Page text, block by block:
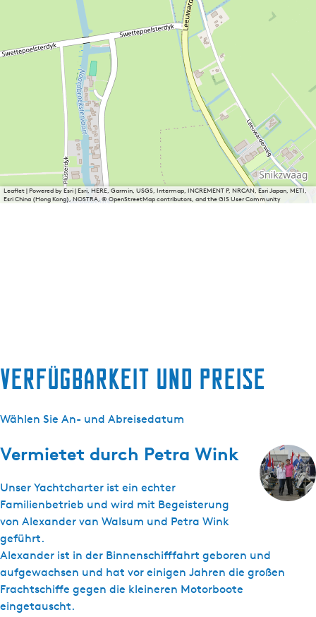
Leaflet|Powered by Esri | Esri, HERE, Garmin, USGS, Intermap, INCREMENT P, NRCAN, Esri Japan, METI,
Esri China (Hong Kong), NOSTRA, © OpenStreetMap contributors, and the GIS User Community
Verfügbarkeit und Preise
Wählen Sie An- und Abreisedatum
Vermietet durch Petra Wink
Unser Yachtcharter ist ein echter
Familienbetrieb und wird mit Begeisterung
von Alexander van Walsum und Petra Wink
geführt.
Alexander ist in der Binnenschifffahrt geboren und
aufgewachsen und hat vor einigen Jahren die großen
Frachtschiffe gegen die kleineren Motorboote
eingetauscht.